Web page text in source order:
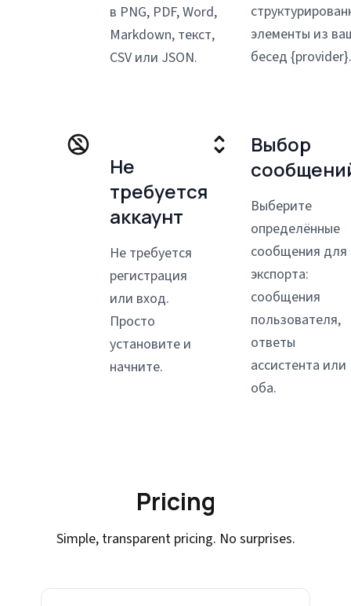
в PNG, PDF, Word,
Markdown, текст,
CSV или JSON.
элементы из
бесед {provider}.
Не
требуется
аккаунт
Не требуется
регистрация
или вход.
Просто
установите и
начните.
Выбор
Выберите
определённые
сообщения для
экспорта:
сообщения
пользователя,
ответы
ассистента или
оба.
Pricing
Simple, transparent pricing. No surprises.